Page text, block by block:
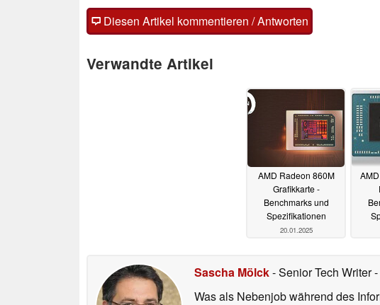
Diesen Artikel kommentieren / Antworten
Verwandte Artikel
AMD Radeon 860M
Grafikkarte -
Benchmarks und
Spezifikationen
20.01.2025
Sascha Mölck- Senior Tech Writer
Was als Nebenjob während des